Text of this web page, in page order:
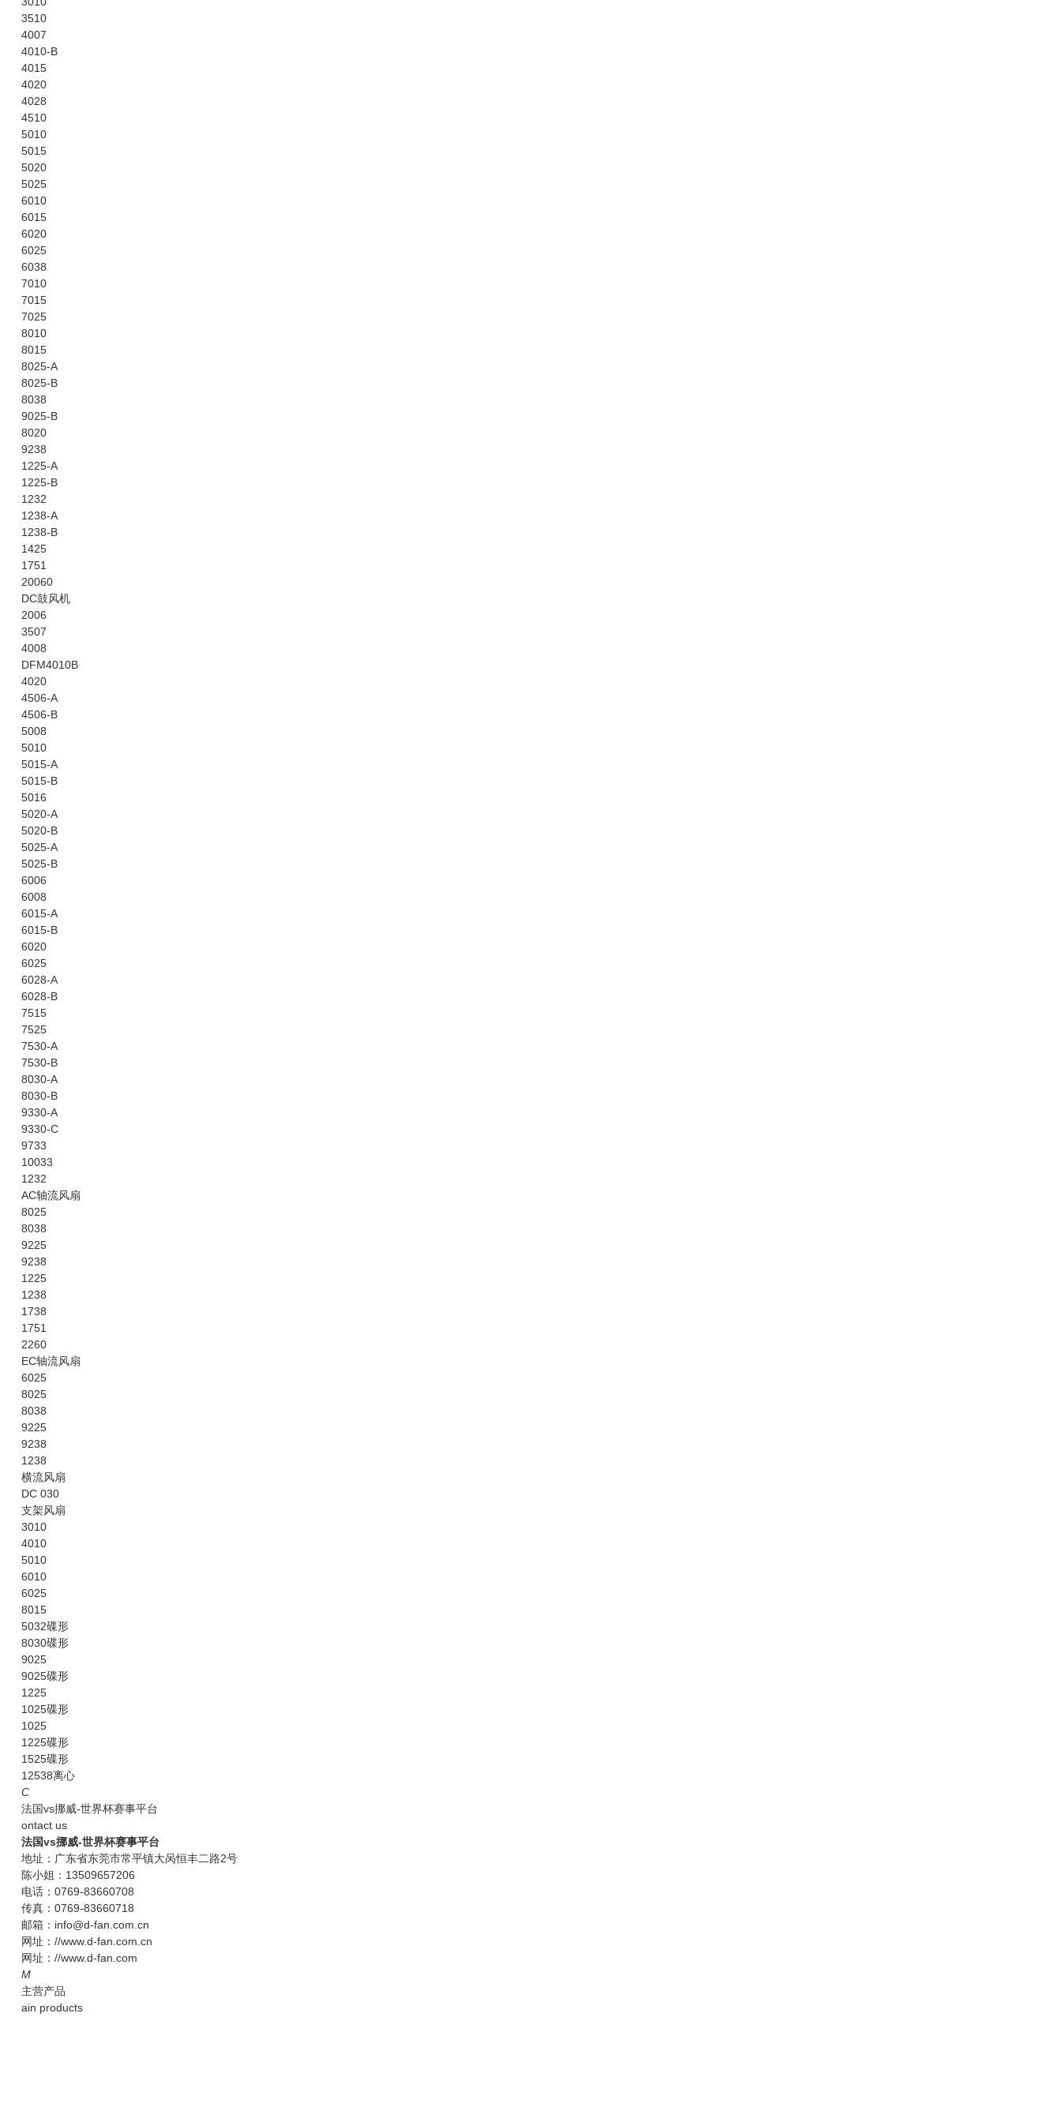
3510
4007
4010-B
4015
4020
4028
4510
5010
5015
5020
5025
6010
6015
6020
6025
6038
7010
7015
7025
8010
8015
8025-A
8025-B
8038
9025-B
8020
9238
1225-A
1225-B
1232
1238-A
1238-B
1425
1751
20060
DC鼓风机
2006
3507
4008
DFM4010B
4020
4506-A
4506-B
5008
5010
5015-A
5015-B
5016
5020-A
5020-B
5025-A
5025-B
6006
6008
6015-A
6015-B
6020
6025
6028-A
6028-B
7515
7525
7530-A
7530-B
8030-A
8030-B
9330-A
9330-C
9733
10033
1232
AC轴流风扇
8025
8038
9225
9238
1225
1238
1738
1751
2260
EC轴流风扇
6025
8025
8038
9225
9238
1238
横流风扇
DC 030
支架风扇
3010
4010
5010
6010
6025
8015
5032碟形
8030碟形
9025
9025碟形
1225
1025碟形
1025
1225碟形
1525碟形
12538离心
C
法国vs挪威-世界杯赛事平台
ontact us
法国vs挪威-世界杯赛事平台
地址：广东省东莞市常平镇大呙恒丰二路2号
陈小姐：13509657206
电话：0769-83660708
传真：0769-83660718
邮箱：info@d-fan.com.cn
网址：//www.d-fan.com.cn
网址：//www.d-fan.com
M
主营产品
ain products